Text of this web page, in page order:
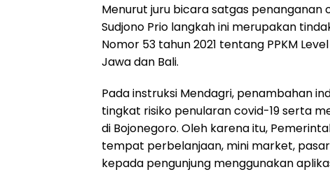
Menurut juru bicara satgas penanganan
Sudjono Prio langkah ini merupakan
Nomor 53 tahun 2021 tentang PPKM
Jawa dan Bali.
Pada instruksi Mendagri, penambahan
tingkat risiko penularan covid-19 serta
di Bojonegoro. Oleh karena itu,
tempat perbelanjaan, mini market,
kepada pengunjung menggunakan